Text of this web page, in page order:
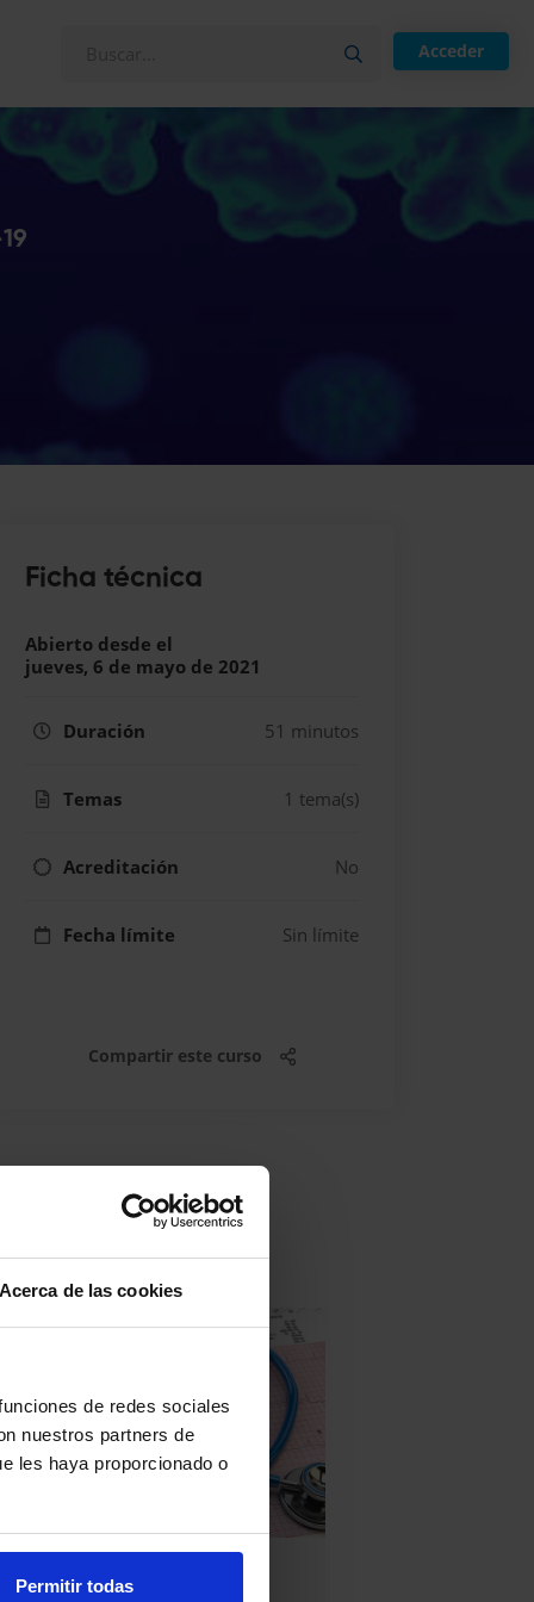
Acerca de las cookies
de redes sociales
nuestros partners de
les haya proporcionado o
Permitir todas
Acceder
Ficha técnica
Abierto desde el
jueves, 6 de mayo de 2021
Duración 51 minutos
Temas 1 tema(s)
Acreditación No
Fecha límite Sin límite
Compartir este curso
Formación para la práctica clínica